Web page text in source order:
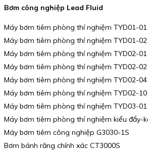
Bơm công nghiệp Lead Fluid
Máy bơm tiêm phòng thí nghiệm TYD01-01
Máy bơm tiêm phòng thí nghiệm TYD01-02
Máy bơm tiêm phòng thí nghiệm TYD02-01
Máy bơm tiêm phòng thí nghiệm TYD02-02
Máy bơm tiêm phòng thí nghiệm TYD02-04
Máy bơm tiêm phòng thí nghiệm TYD02-10
Máy bơm tiêm phòng thí nghiệm TYD03-01
Máy bơm tiêm phòng thí nghiệm kiểu đẩy-
Máy bơm tiêm công nghiệp G3030-1S
Bơm bánh răng chính xác CT3000S